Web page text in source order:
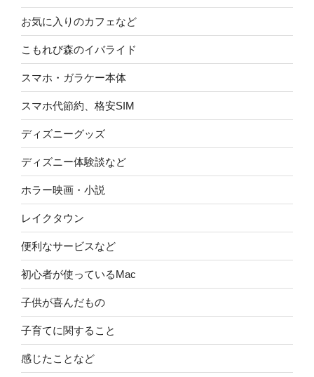
お気に入りのカフェなど
こもれび森のイバライド
スマホ・ガラケー本体
スマホ代節約、格安SIM
ディズニーグッズ
ディズニー体験談など
ホラー映画・小説
レイクタウン
便利なサービスなど
初心者が使っているMac
子供が喜んだもの
子育てに関すること
感じたことなど